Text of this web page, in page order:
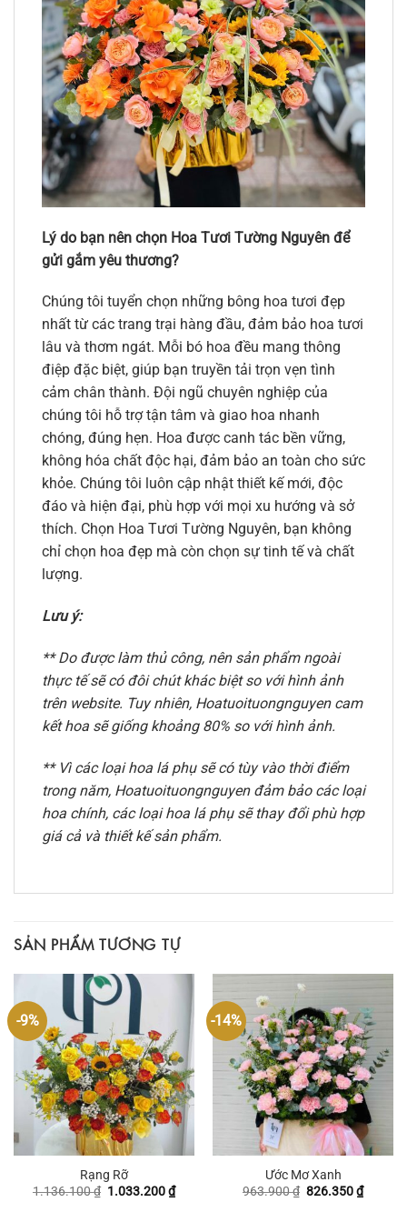
Lý do bạn nên chọn Hoa Tươi Tường Nguyên để
gửi gắm yêu thương?
Chúng tôi tuyển chọn những bông hoa tươi đẹp
nhất từ các trang trại hàng đầu, đảm bảo hoa tươi
lâu và thơm ngát. Mỗi bó hoa đều mang thông
điệp đặc biệt, giúp bạn truyền tải trọn vẹn tình
cảm chân thành. Đội ngũ chuyên nghiệp của
chúng tôi hỗ trợ tận tâm và giao hoa nhanh
chóng, đúng hẹn. Hoa được canh tác bền vững,
không hóa chất độc hại, đảm bảo an toàn cho sức
khỏe. Chúng tôi luôn cập nhật thiết kế mới, độc
đáo và hiện đại, phù hợp với mọi xu hướng và sở
thích. Chọn Hoa Tươi Tường Nguyên, bạn không
chỉ chọn hoa đẹp mà còn chọn sự tinh tế và chất
lượng.
Lưu ý:
** Do được làm thủ công, nên sản phẩm ngoài
thực tế sẽ có đôi chút khác biệt so với hình ảnh
trên website. Tuy nhiên, Hoatuoituongnguyen cam
kết hoa sẽ giống khoảng 80% so với hình ảnh.
** Vì các loại hoa lá phụ sẽ có tùy vào thời điểm
trong năm, Hoatuoituongnguyen đảm bảo các loại
hoa chính, các loại hoa lá phụ sẽ thay đổi phù hợp
giá cả và thiết kế sản phẩm.
SẢN PHẨM TƯƠNG TỰ
-9%
Rạng Rỡ
1.136.100₫ Giá
1.033.200₫Giá
hiện
-14%
Ước Mơ Xanh
963.900₫ Giá
826.350₫Giá
hiện